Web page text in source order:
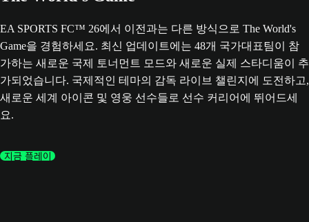
EA SPORTS FC™ 26에서 이전과는 다른 방식으로 The World's
Game을 경험하세요. 최신 업데이트에는 48개 국가대표팀이 참
가하는 새로운 국제 토너먼트 모드와 새로운 실제 스타디움이 추
가되었습니다. 국제적인 테마의 감독 라이브 챌린지에 도전하고,
새로운 세계 아이콘 및 영웅 선수들로 선수 커리어에 뛰어드세
요.
지금 플레이